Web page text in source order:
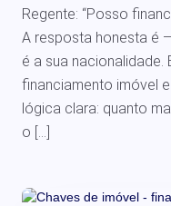
Regente: “Posso
A resposta honesta é
é a sua nacionalidade.
financiamento imóvel
lógica clara: quanto
o […]